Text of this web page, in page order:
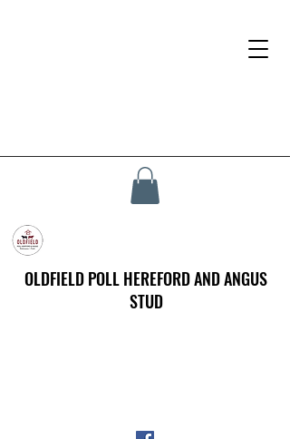
OLDFIELD POLL HEREFORD AND ANGUS
STUD